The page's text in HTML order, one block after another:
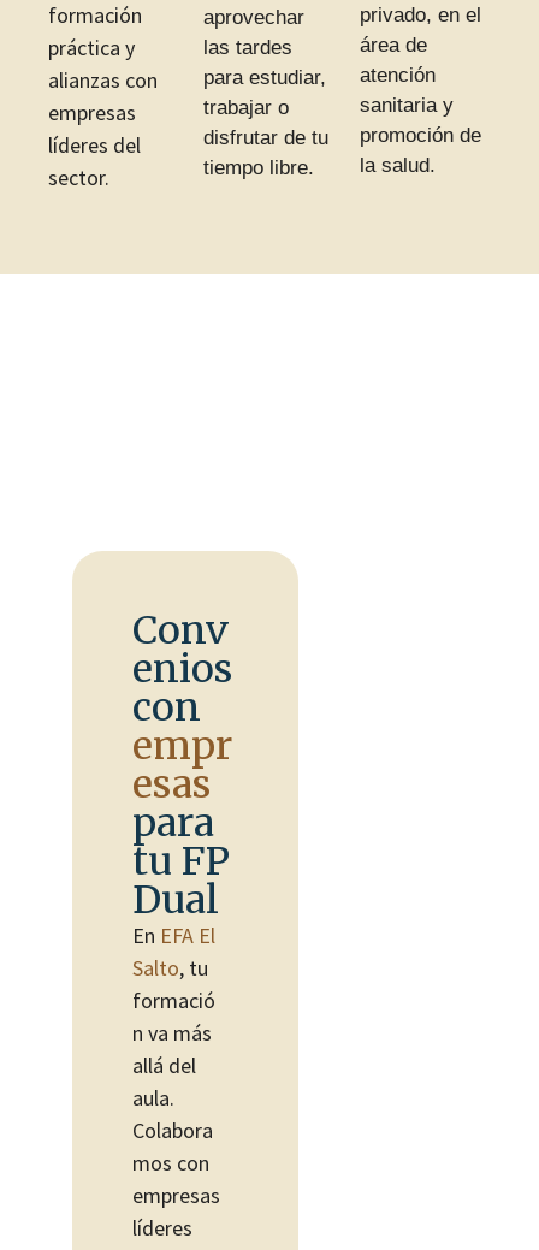
formación
práctica y
alianzas con
empresas
líderes del
sector.
aprovechar
las tardes
para estudiar,
trabajar o
disfrutar de tu
tiempo libre.
privado, en el
área de
atención
sanitaria y
promoción de
la salud.
Conv
enios
con
empr
esas
para
tu FP
Dual
En EFA El
Salto, tu
formació
n va más
allá del
aula.
Colabora
mos con
empresas
líderes